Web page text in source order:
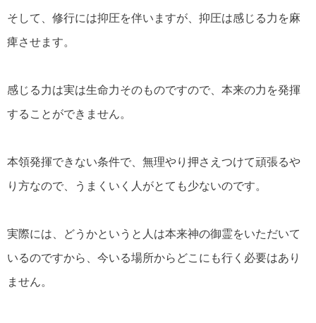
そして、修行には抑圧を伴いますが、抑圧は感じる力を麻
痺させます。
感じる力は実は生命力そのものですので、本来の力を発揮
することができません。
本領発揮できない条件で、無理やり押さえつけて頑張るや
り方なので、うまくいく人がとても少ないのです。
実際には、どうかというと人は本来神の御霊をいただいて
いるのですから、今いる場所からどこにも行く必要はあり
ません。